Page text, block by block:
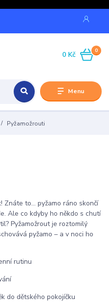
Menu
0
0 Kč
Pyžamožrouti
Znáte to… pyžamo ráno skončí
Ale co kdyby ho někdo s chutí
Pyžamožrout je roztomilý
pyžamo – a v noci ho
rutinu
do dětského pokojíčku